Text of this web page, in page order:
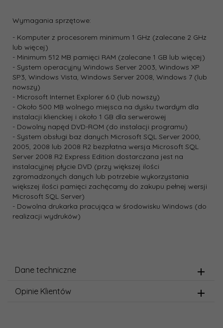
Wymagania sprzętowe:
- Komputer z procesorem minimum 1 GHz (zalecane 2 GHz
lub więcej)
- Minimum 512 MB pamięci RAM (zalecane 1 GB lub więcej)
- System operacyjny Windows Server 2003, Windows XP
SP3, Windows Vista, Windows Server 2008, Windows 7 (lub
nowszy)
- Microsoft Internet Explorer 6.0 (lub nowszy)
- Około 500 MB wolnego miejsca na dysku twardym dla
instalacji klienckiej i około 1 GB dla serwerowej
- Dowolny napęd DVD-ROM (do instalacji programu)
- System obsługi baz danych Microsoft SQL Server 2000,
2005, 2008 lub 2008 R2 bezpłatna wersja Microsoft SQL
Server 2008 R2 Express Edition dostarczana jest na
instalacyjnej płycie DVD (przy większej ilości
zgromadzonych danych lub potrzebie wykorzystania
większej ilości pamięci zachęcamy do zakupu pełnej wersji
Microsoft SQL Server)
- Dowolna drukarka pracująca w środowisku Windows (do
realizacji wydruków)
Dane techniczne
Opinie Klientów